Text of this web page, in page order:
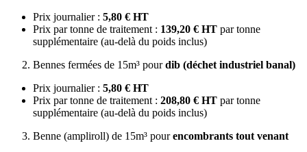
Prix journalier : 5,80 € HT
Prix par tonne de traitement : 139,20 € HT par tonne
supplémentaire (au-delà du poids inclus)
Bennes fermées de 15m³ pourdib (déchet industriel banal)
Prix journalier : 5,80 € HT
Prix par tonne de traitement : 208,80 € HT par tonne
supplémentaire (au-delà du poids inclus)
Benne (ampliroll) de 15m³ pourencombrants tout venant